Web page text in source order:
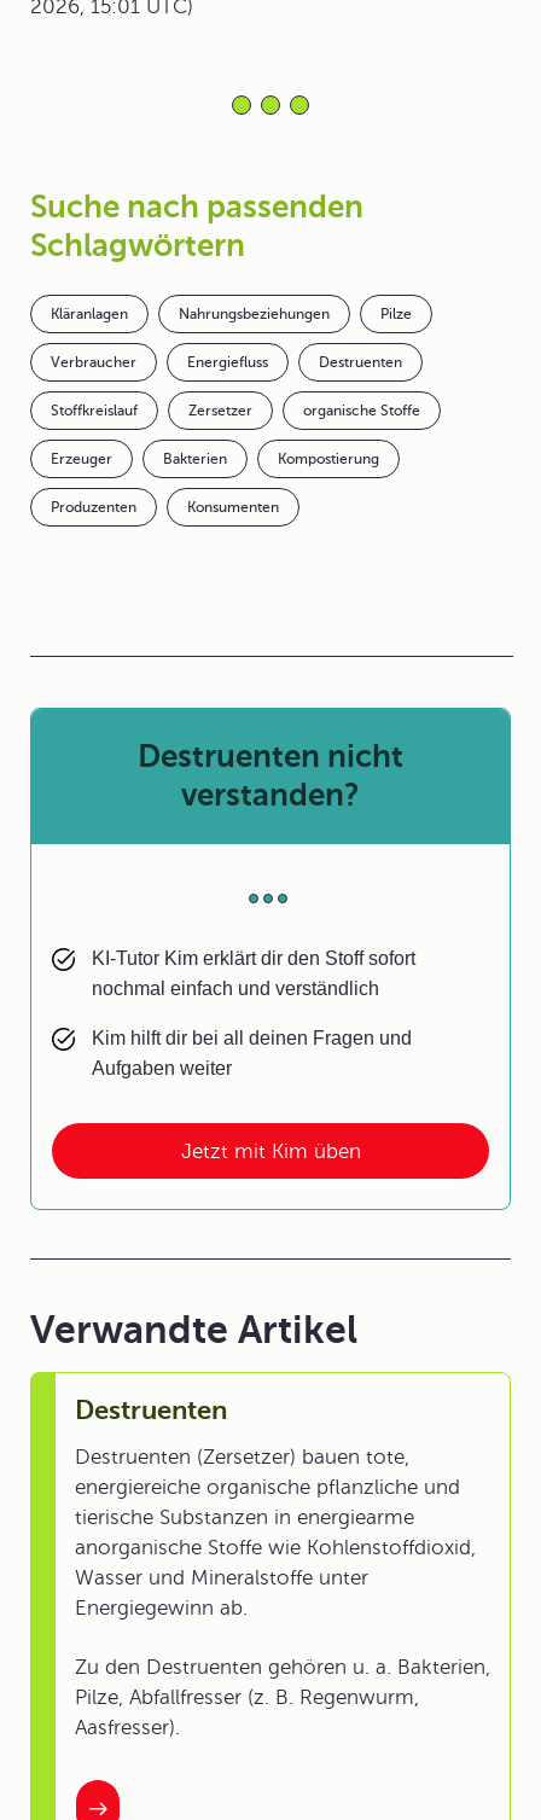
2026, 15:01 UTC)
Suche nach passenden
Schlagwörtern
Kläranlagen Nahrungsbeziehungen Pilze
Verbraucher Energiefluss Destruenten
Stoffkreislauf Zersetzer organische Stoffe
Erzeuger Bakterien Kompostierung
Produzenten Konsumenten
Jetzt mit Kim üben
Destruenten nicht
verstanden?
KI-Tutor Kim erklärt dir den Stoff sofort
nochmal einfach und verständlich
Kim hilft dir bei all deinen Fragen und
Aufgaben weiter
Verwandte Artikel
Destruenten
Destruenten (Zersetzer) bauen tote,
energiereiche organische pflanzliche und
tierische Substanzen in energiearme
anorganische Stoffe wie Kohlenstoffdioxid,
Wasser und Mineralstoffe unter
Energiegewinn ab.
Zu den Destruenten gehören u. a. Bakterien,
Pilze, Abfallfresser (z. B. Regenwurm,
Aasfresser).